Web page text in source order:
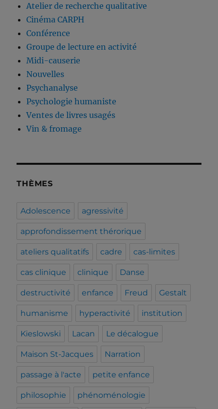
Atelier de recherche qualitative
Cinéma CARPH
Conférence
Groupe de lecture en activité
Midi-causerie
Nouvelles
Psychanalyse
Psychologie humaniste
Ventes de livres usagés
Vin & fromage
THÈMES
Adolescence agressivité
approfondissement thérorique
ateliers qualitatifs cadre cas-limites
cas clinique clinique Danse
destructivité enfance Freud Gestalt
humanisme hyperactivité institution
Kieslowski Lacan Le décalogue
Maison St-Jacques Narration
passage à l'acte petite enfance
philosophie phénoménologie